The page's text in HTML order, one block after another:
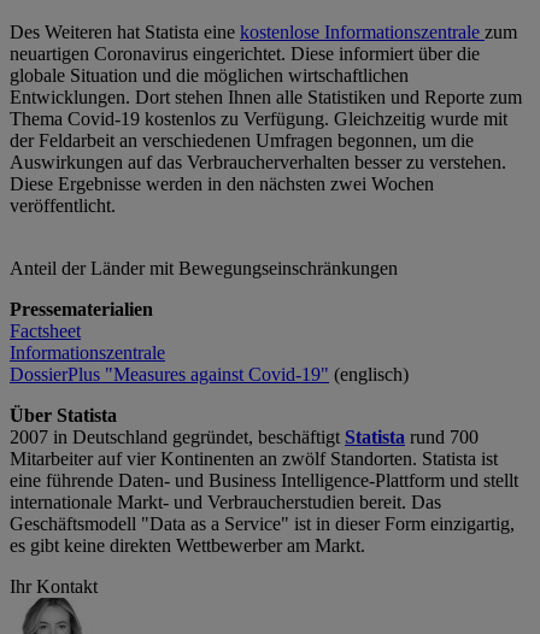
Des Weiteren hat Statista eine kostenlose Informationszentrale zum
neuartigen Coronavirus eingerichtet. Diese informiert über die
globale Situation und die möglichen wirtschaftlichen
Entwicklungen. Dort stehen Ihnen alle Statistiken und Reporte zum
Thema Covid-19 kostenlos zu Verfügung. Gleichzeitig wurde mit
der Feldarbeit an verschiedenen Umfragen begonnen, um die
Auswirkungen auf das Verbraucherverhalten besser zu verstehen.
Diese Ergebnisse werden in den nächsten zwei Wochen
veröffentlicht.
Anteil der Länder mit Bewegungseinschränkungen
Pressematerialien
Factsheet
Informationszentrale
DossierPlus "Measures against Covid-19" (englisch)
Über Statista
2007 in Deutschland gegründet, beschäftigt Statista rund 700
Mitarbeiter auf vier Kontinenten an zwölf Standorten. Statista ist
eine führende Daten- und Business Intelligence-Plattform und stellt
internationale Markt- und Verbraucherstudien bereit. Das
Geschäftsmodell "Data as a Service" ist in dieser Form einzigartig,
es gibt keine direkten Wettbewerber am Markt.
Ihr Kontakt